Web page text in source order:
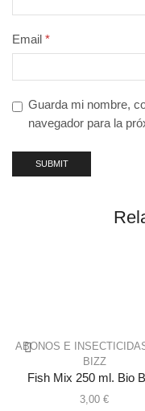
Email *
Guarda mi nombre,
navegador para la
ABONOS E
BIZZ
Fish Mix 250 ml. Bio
3,00 €